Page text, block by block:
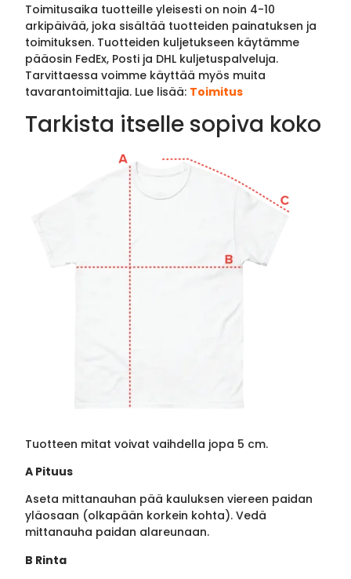
Toimitusaika tuotteille yleisesti on noin 4-10
arkipäivää, joka sisältää tuotteiden painatuksen ja
toimituksen. Tuotteiden kuljetukseen käytämme
pääosin FedEx, Posti ja DHL kuljetuspalveluja.
Tarvittaessa voimme käyttää myös muita
tavarantoimittajia. Lue lisää: Toimitus
Tarkista itselle sopiva koko
Tuotteen mitat voivat vaihdella jopa 5 cm.
A Pituus
Aseta mittanauhan pää kauluksen viereen paidan
yläosaan (olkapään korkein kohta). Vedä
mittanauha paidan alareunaan.
B Rinta